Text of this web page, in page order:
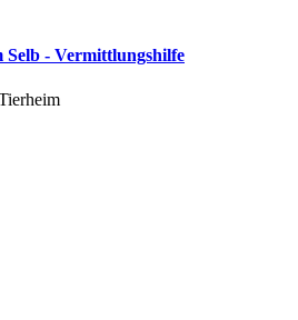
Selb - Vermittlungshilfe